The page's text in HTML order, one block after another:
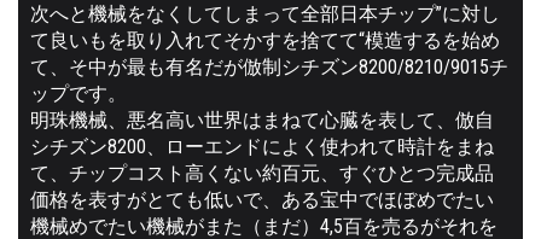
次へと機械をなくしてしまって全部日本チップ”に対し
て良いもを取り入れてそかすを捨てて“模造するを始め
て、そ中が最も有名だが倣制シチズン8200/8210/9015チ
ップです。
明珠機械、悪名高い世界はまねて心臓を表して、倣自
シチズン8200、ローエンドによく使われて時計をまね
て、チップコスト高くない約百元、すぐひとつ完成品
価格を表すがとても低いで、ある宝中でほぼめでたい
機械めでたい機械がまた（まだ）4,5百を売るがそれを